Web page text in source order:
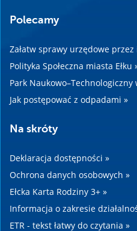
Polecamy
Załatw sprawy urzędowe
Polityka Społeczna miasta Ełku
Park Naukowo–Technologiczny
Jak postępować z odpadami »
Na skróty
Deklaracja dostępności »
Ochrona danych osobowych »
Ełcka Karta Rodziny 3+ »
Informacja o zakresie
ETR - tekst łatwy do czytania »